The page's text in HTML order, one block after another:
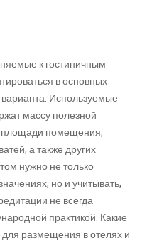
к гостиничным
в основных
варианта. Используемые
массу полезной
помещения,
а также других
нужно не только
но и учитывать,
не всегда
практикой. Какие
размещения в отелях и